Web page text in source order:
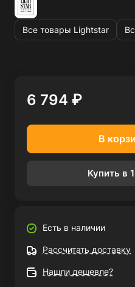
Все товары Lightstar
6 794 ₽
В
Купить в
Есть в наличии
Рассчитать доставку
Нашли дешевле?